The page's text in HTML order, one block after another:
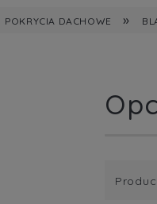
POKRYCIA DACHOWE »